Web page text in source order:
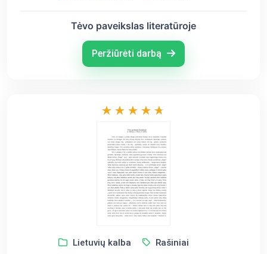
Tėvo paveikslas literatūroje
Peržiūrėti darbą
Lietuvių kalba Rašiniai